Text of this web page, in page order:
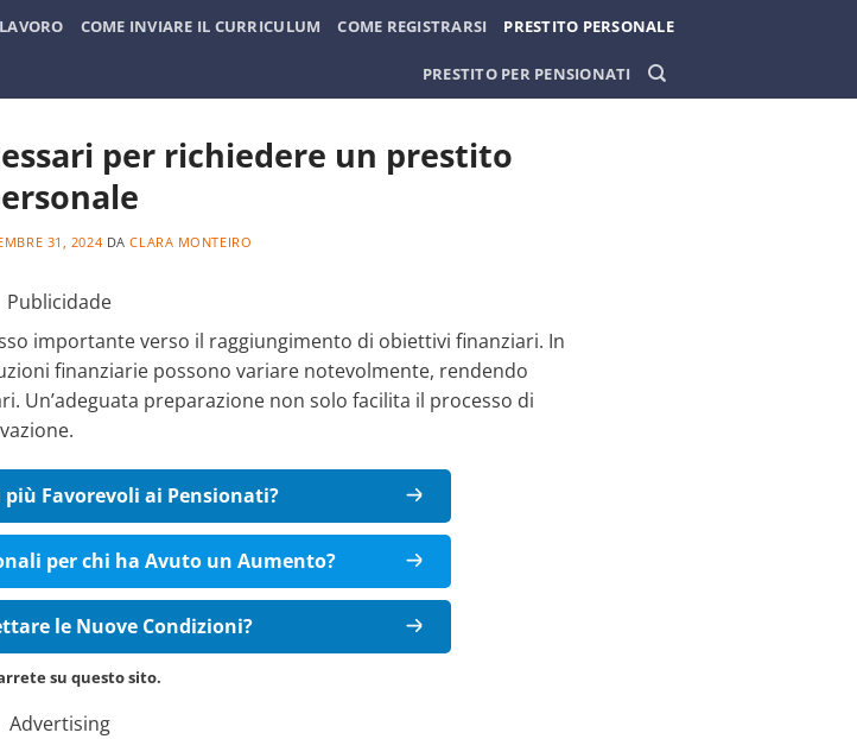
COME INVIARE IL CURRICULUM COME REGISTRARSI PRESTITO PERSONALE
PRESTITO PER PENSIONATI
per richiedere un prestito
31, 2024 DACLARA MONTEIRO
Publicidade
importante verso il raggiungimento di obiettivi finanziari. In
finanziarie possono variare notevolmente, rendendo
Un’adeguata preparazione non solo facilita il processo di
Favorevoli ai Pensionati?
per chi ha Avuto un Aumento?
le Nuove Condizioni?
su questo sito.
Advertising